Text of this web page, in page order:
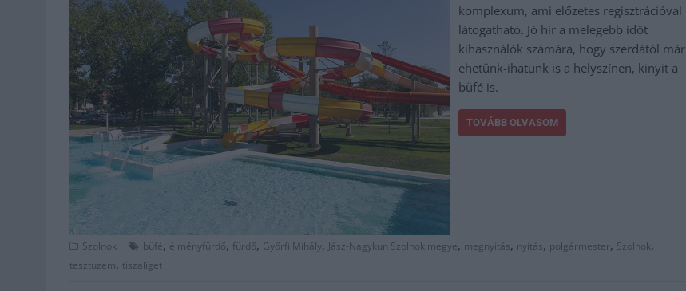
komplexum, ami előzetes regisztrációval
látogatható. Jó hír a melegebb időt
kihasználók számára, hogy szerdától már
ehetünk-ihatunk is a helyszínen, kinyit a
büfé is.
TOVÁBB OLVASOM
Szolnok büfé, élményfürdő, fürdő, Győrfi Mihály, Jász-Nagykun Szolnok megye, megnyitás, nyitás, polgármester, Szolnok,
tesztüzem, tiszaliget